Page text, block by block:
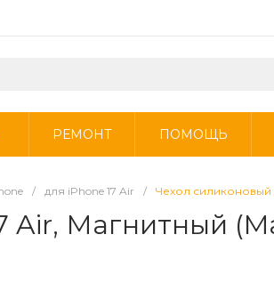
РЕМОНТ ПОМОЩЬ
/ для iPhone 17 Air / Чехол силиконовый
Магнитный